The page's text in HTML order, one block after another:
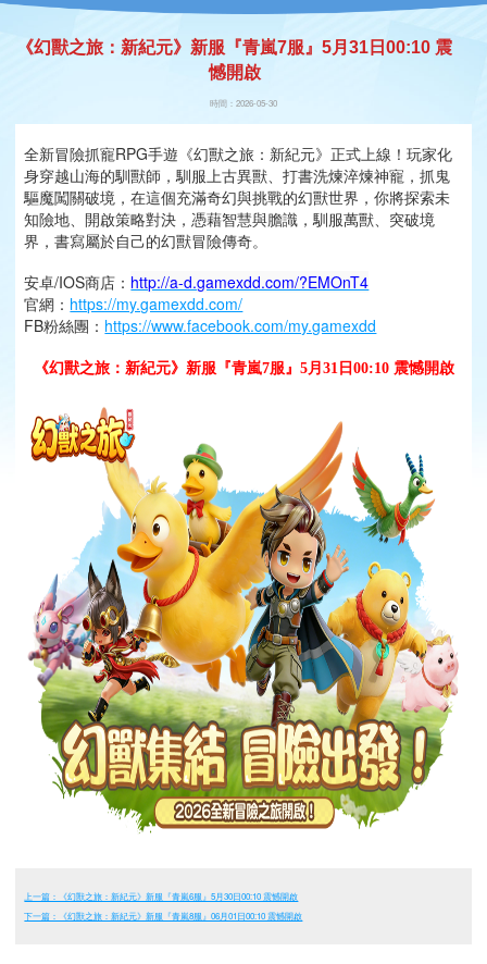
《幻獸之旅：新紀元》新服『青嵐7服』5月31日00:10 震
憾開啟
時間：2026-05-30
全新冒險抓寵RPG手遊《幻獸之旅：新紀元》正式上線！玩家化
身穿越山海的馴獸師，馴服上古異獸、打書洗煉淬煉神寵，抓鬼
驅魔闖關破境，在這個充滿奇幻與挑戰的幻獸世界，你將探索未
知險地、開啟策略對決，憑藉智慧與膽識，馴服萬獸、突破境
界，書寫屬於自己的幻獸冒險傳奇。
安卓/IOS商店： http://a-d.gamexdd.com/?EMOnT4
官網： https://my.gamexdd.com/
FB粉絲團： https://www.facebook.com/my.gamexdd
《幻獸之旅：新紀元》新服『青嵐7服』5月31日00:10 震憾開啟
上一篇：《幻獸之旅：新紀元》新服『青嵐6服』5月30日00:10 震憾開啟
下一篇：《幻獸之旅：新紀元》新服『青嵐8服』06月01日00:10 震憾開啟